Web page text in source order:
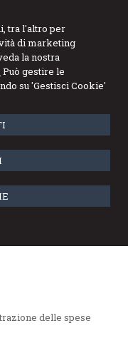
tra l'altro per
di marketing
la nostra
Può gestire le
su 'Gestisci Cookie'
Menu
delle spese